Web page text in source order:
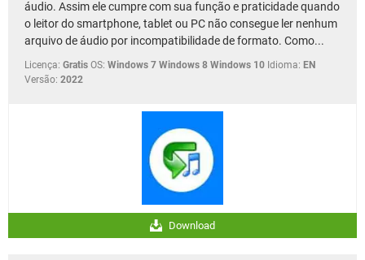
áudio. Assim ele cumpre com sua função e praticidade quando
o leitor do smartphone, tablet ou PC não consegue ler nenhum
arquivo de áudio por incompatibilidade de formato. Como...
Licença: Gratis OS: Windows 7 Windows 8 Windows 10 Idioma: EN
Versão: 2022
Download